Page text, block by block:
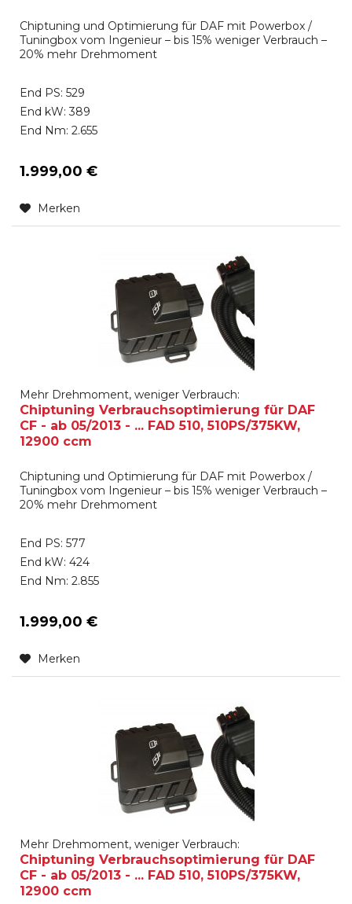
Chiptuning und Optimierung für DAF mit Powerbox /
Tuningbox vom Ingenieur – bis 15% weniger Verbrauch –
20% mehr Drehmoment
End PS: 529
End kW: 389
End Nm: 2.655
1.999,00 €
Merken
Mehr Drehmoment, weniger Verbrauch:
Chiptuning Verbrauchsoptimierung für DAF
CF - ab 05/2013 - ... FAD 510, 510PS/375KW,
12900 ccm
Chiptuning und Optimierung für DAF mit Powerbox /
Tuningbox vom Ingenieur – bis 15% weniger Verbrauch –
20% mehr Drehmoment
End PS: 577
End kW: 424
End Nm: 2.855
1.999,00 €
Merken
Mehr Drehmoment, weniger Verbrauch:
Chiptuning Verbrauchsoptimierung für DAF
CF - ab 05/2013 - ... FAD 510, 510PS/375KW,
12900 ccm